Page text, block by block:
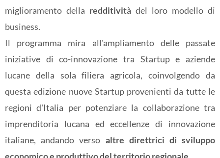
miglioramento della redditività del loro modello di
business.
Il programma mira all'ampliamento delle passate
iniziative di co-innovazione tra Startup e aziende
lucane della sola filiera agricola, coinvolgendo da
questa edizione nuove Startup provenienti da tutte le
regioni d'Italia per potenziare la collaborazione tra
imprenditoria lucana ed eccellenze di innovazione
italiane, andando verso altre direttrici di sviluppo